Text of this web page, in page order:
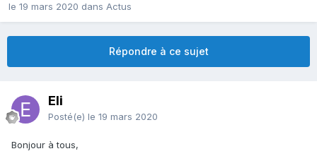
le 19 mars 2020 dans Actus
Répondre à ce sujet
Eli
Posté(e) le 19 mars 2020
Bonjour à tous,